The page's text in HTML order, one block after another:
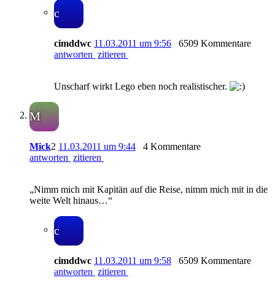
c
cimddwc 11.03.2011 um 9:56
6509 Kommentare
antworten zitieren
Unscharf wirkt Lego eben noch realistischer.
M
Mick2 11.03.2011 um 9:44
4 Kommentare
antworten zitieren
„Nimm mich mit Kapitän auf die Reise, nimm mich mit in die
weite Welt hinaus…“
c
cimddwc 11.03.2011 um 9:58
6509 Kommentare
antworten zitieren